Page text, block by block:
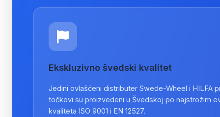
Ekskluzivno švedski kvalitet
Jedini ovlašćeni distributer Swede-Wheel i HILFA
točkovi su proizvedeni u Švedskoj po najstrožim
kvaliteta ISO 9001 i EN 12527.